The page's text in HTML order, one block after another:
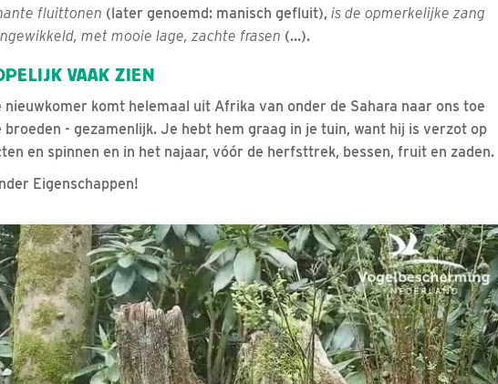
fluittonen (later genoemd: manisch gefluit), is de opmerkelijke zang
met mooie lage, zachte frasen (…).
VAAK ZIEN
komt helemaal uit Afrika van onder de Sahara naar ons toe
- gezamenlijk. Je hebt hem graag in je tuin, want hij is verzot op
en spinnen en in het najaar, vóór de herfsttrek, bessen, fruit en zaden.
Eigenschappen!